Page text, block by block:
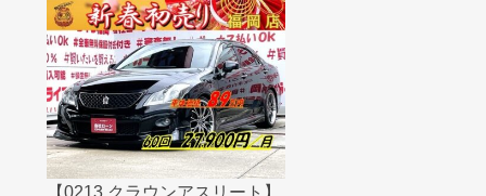
【0213 クラウンアスリート】